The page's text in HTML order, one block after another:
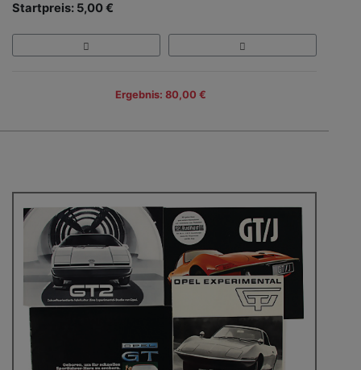
Startpreis: 5,00 €
Ergebnis: 80,00 €